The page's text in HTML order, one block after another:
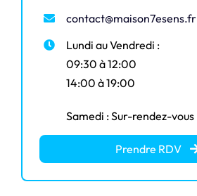
contact@maison7esens.fr
Lundi au Vendredi :
09:30 à 12:00
14:00 à 19:00
Samedi : Sur-rendez-vous
Prendre RDV